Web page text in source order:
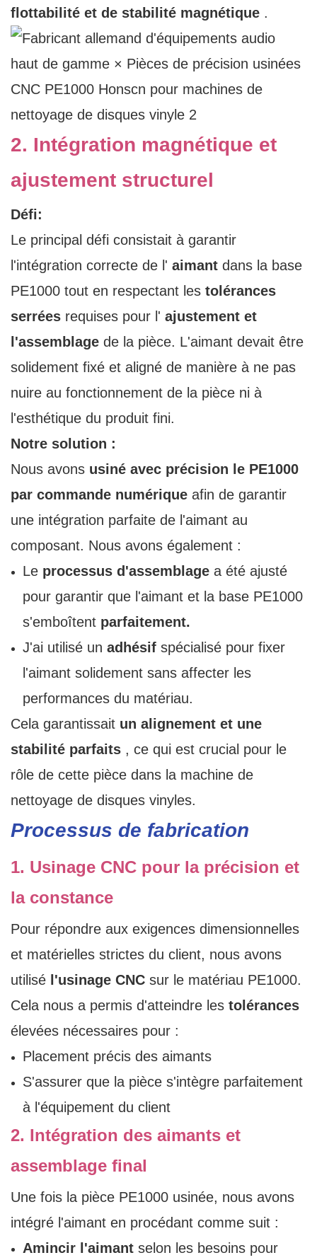
flottabilité et de stabilité magnétique .
2. Intégration magnétique et
ajustement structurel
Défi:
Le principal défi consistait à garantir
l'intégration correcte de l' aimant dans la base
PE1000 tout en respectant les tolérances
serrées requises pour l' ajustement et
l'assemblage de la pièce. L'aimant devait être
solidement fixé et aligné de manière à ne pas
nuire au fonctionnement de la pièce ni à
l'esthétique du produit fini.
Notre solution :
Nous avons usiné avec précision le PE1000
par commande numérique afin de garantir
une intégration parfaite de l'aimant au
composant. Nous avons également :
Le processus d'assemblagea été ajusté
pour garantir que l'aimant et la base PE1000
s'emboîtent parfaitement.
J'ai utilisé un adhésifspécialisé pour fixer
l'aimant solidement sans affecter les
performances du matériau.
Cela garantissait un alignement et une
stabilité parfaits , ce qui est crucial pour le
rôle de cette pièce dans la machine de
nettoyage de disques vinyles.
Processus de fabrication
1. Usinage CNC pour la précision et
la constance
Pour répondre aux exigences dimensionnelles
et matérielles strictes du client, nous avons
utilisé l'usinage CNC sur le matériau PE1000.
Cela nous a permis d'atteindre les tolérances
élevées nécessaires pour :
Placement précis des aimants
S'assurer que la pièce s'intègre parfaitement
à l'équipement du client
2. Intégration des aimants et
assemblage final
Une fois la pièce PE1000 usinée, nous avons
intégré l'aimant en procédant comme suit :
Amincir l'aimantselon les besoins pour